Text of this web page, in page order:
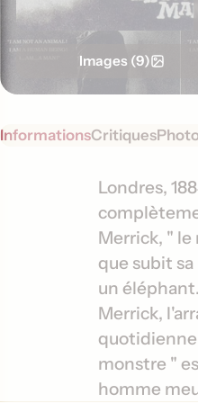
Images (9)
InformationsCritiques
S
y
n
o
p
s
s
Londres,
Merrick, "
que subit
un
Merrick,
quotidienne
monstre "
homme